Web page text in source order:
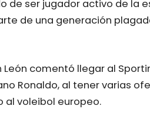
de ser jugador activo de la
de una generación
León comentó llegar al
Ronaldo, al tener varias
al voleibol europeo.